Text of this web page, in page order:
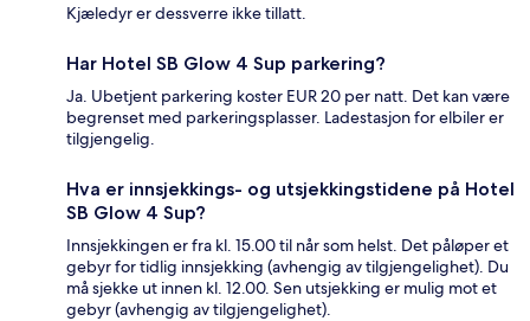
Kjæledyr er dessverre ikke tillatt.
Har Hotel SB Glow 4 Sup parkering?
Ja. Ubetjent parkering koster EUR 20 per natt. Det kan være
begrenset med parkeringsplasser. Ladestasjon for elbiler er
tilgjengelig.
Hva er innsjekkings- og utsjekkingstidene på Hotel
SB Glow 4 Sup?
Innsjekkingen er fra kl. 15.00 til når som helst. Det påløper et
gebyr for tidlig innsjekking (avhengig av tilgjengelighet). Du
må sjekke ut innen kl. 12.00. Sen utsjekking er mulig mot et
gebyr (avhengig av tilgjengelighet).